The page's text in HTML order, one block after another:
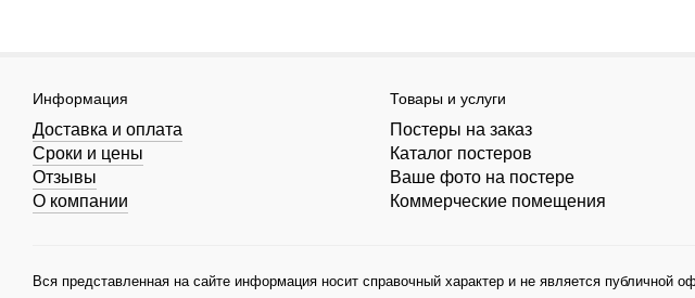
Информация
Доставка и оплата
Сроки и цены
Отзывы
О компании
Товары и услуги
Постеры на заказ
Каталог постеров
Ваше фото на постере
Коммерческие помещения
Вся представленная на сайте информация носит справочный характер и не является публичной